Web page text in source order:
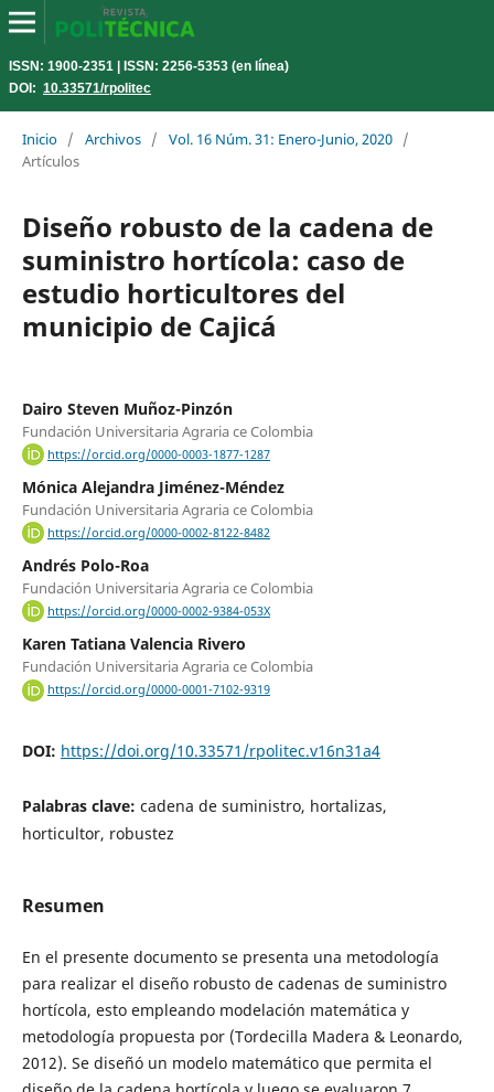
ISSN: 1900-2351 | ISSN: 2256-5353 (en línea)
DOI: 10.33571/rpolitec
Inicio / Archivos / Vol. 16 Núm. 31: Enero-Junio, 2020 /
Artículos
Diseño robusto de la cadena de
suministro hortícola: caso de
estudio horticultores del
municipio de Cajicá
Dairo Steven Muñoz-Pinzón
Fundación Universitaria Agraria ce Colombia
https://orcid.org/0000-0003-1877-1287
Mónica Alejandra Jiménez-Méndez
Fundación Universitaria Agraria ce Colombia
https://orcid.org/0000-0002-8122-8482
Andrés Polo-Roa
Fundación Universitaria Agraria ce Colombia
https://orcid.org/0000-0002-9384-053X
Karen Tatiana Valencia Rivero
Fundación Universitaria Agraria ce Colombia
https://orcid.org/0000-0001-7102-9319
DOI: https://doi.org/10.33571/rpolitec.v16n31a4
Palabras clave: cadena de suministro, hortalizas,
horticultor, robustez
Resumen
En el presente documento se presenta una metodología
para realizar el diseño robusto de cadenas de suministro
hortícola, esto empleando modelación matemática y
metodología propuesta por (Tordecilla Madera & Leonardo,
2012). Se diseñó un modelo matemático que permita el